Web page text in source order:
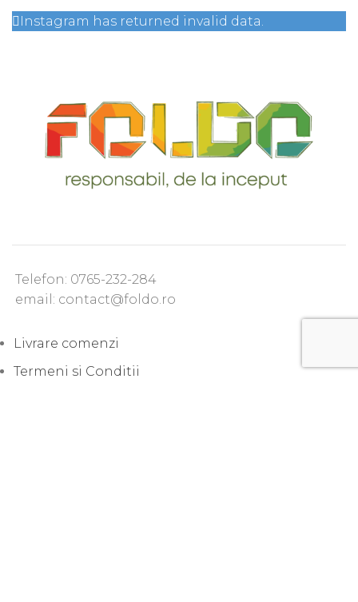
Instagram has returned invalid data.
Telefon: 0765-232-284
email: contact@foldo.ro
Livrare comenzi
Termeni si Conditii